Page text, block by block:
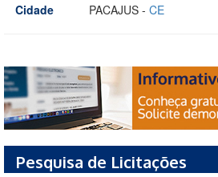
Cidade PACAJUS - CE
Pesquisa de Licitações